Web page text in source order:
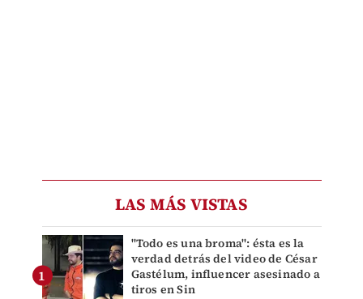
LAS MÁS VISTAS
"Todo es una broma": ésta es la
verdad detrás del video de César
Gastélum, influencer asesinado a
tiros en Sin